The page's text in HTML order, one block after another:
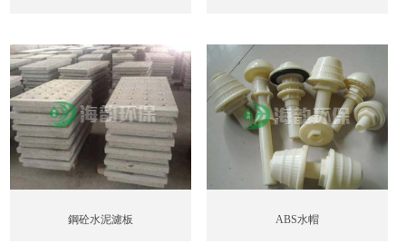
鋼砼水泥濾板 ABS水帽